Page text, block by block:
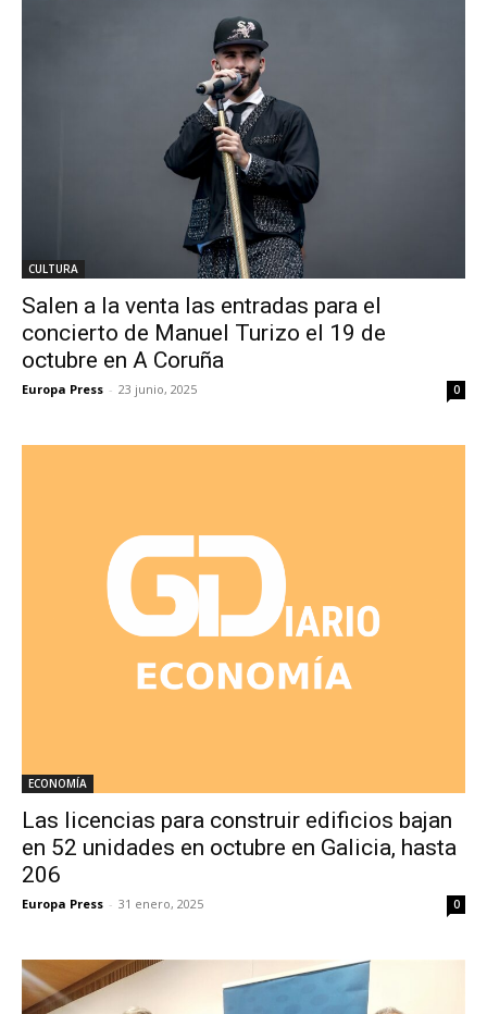
CULTURA
Salen a la venta las entradas para el
concierto de Manuel Turizo el 19 de
octubre en A Coruña
Europa Press - 23 junio, 2025 0
ECONOMÍA
Las licencias para construir edificios bajan
en 52 unidades en octubre en Galicia, hasta
206
Europa Press - 31 enero, 2025 0